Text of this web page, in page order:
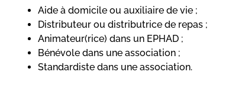
Aide à domicile ou auxiliaire de vie ;
Distributeur ou distributrice de repas ;
Animateur(rice) dans un EPHAD ;
Bénévole dans une association ;
Standardiste dans une association.